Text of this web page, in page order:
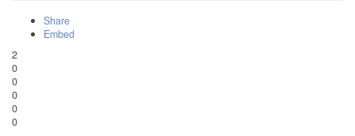
Share
Embed
2
0
0
0
0
0